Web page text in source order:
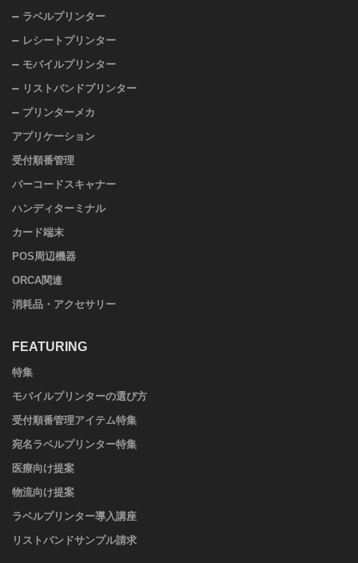
ラベルプリンター
レシートプリンター
モバイルプリンター
リストバンドプリンター
プリンターメカ
アプリケーション
受付順番管理
バーコードスキャナー
ハンディターミナル
カード端末
POS周辺機器
ORCA関連
消耗品・アクセサリー
FEATURING
特集
モバイルプリンターの選び方
受付順番管理アイテム特集
宛名ラベルプリンター特集
医療向け提案
物流向け提案
ラベルプリンター導入講座
リストバンドサンプル請求